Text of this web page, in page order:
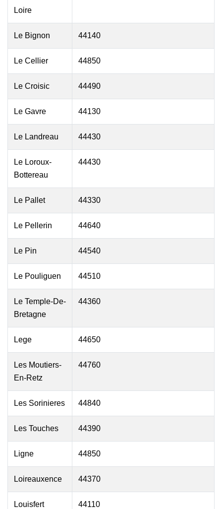
Loire
Le Bignon 44140
Le Cellier 44850
Le Croisic 44490
Le Gavre 44130
Le Landreau 44430
Le Loroux-
Bottereau
44430
Le Pallet 44330
Le Pellerin 44640
Le Pin 44540
Le Pouliguen 44510
Le Temple-De-
Bretagne
44360
Lege 44650
Les Moutiers-
En-Retz
44760
Les Sorinieres 44840
Les Touches 44390
Ligne 44850
Loireauxence 44370
Louisfert 44110